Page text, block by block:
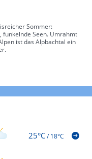
Sommer:
funkelnde Seen. Umrahmt
ist das Alpbachtal ein
25°C/18°C